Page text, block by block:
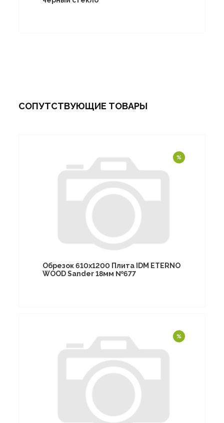
СОПУТСТВУЮЩИЕ ТОВАРЫ
Обрезок 610х1200 Плита IDM ETERNO
WOOD Sander 18мм №677